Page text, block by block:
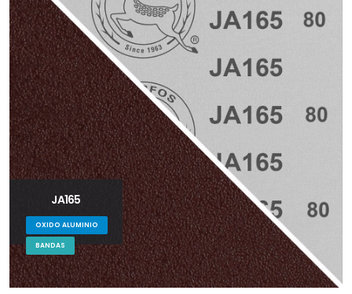
JA165
OXIDO ALUMINIO
BANDAS